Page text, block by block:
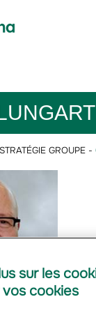
GROUPE -
sur les
cookies